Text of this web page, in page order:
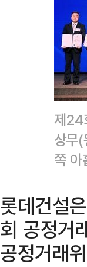
제24
상무
쪽
롯데건설
회 공정거
공정거래